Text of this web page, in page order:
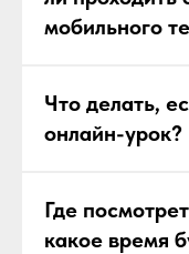
мобильного
Что делать,
онлайн-урок?
Где
какое время